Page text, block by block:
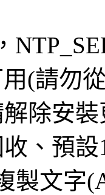
(請勿
除安
、預設
製文字